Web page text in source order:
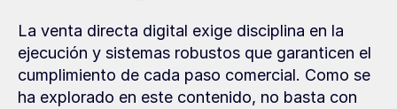
La venta directa digital exige disciplina en la
ejecución y sistemas robustos que garanticen el
cumplimiento de cada paso comercial. Como se
ha explorado en este contenido, no basta con